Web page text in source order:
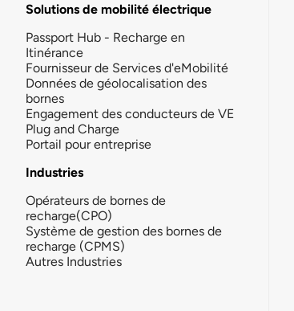
Solutions de mobilité électrique
Passport Hub - Recharge en
Itinérance
Fournisseur de Services d'eMobilité
Données de géolocalisation des
bornes
Engagement des conducteurs de VE
Plug and Charge
Portail pour entreprise
Industries
Opérateurs de bornes de
recharge(CPO)
Système de gestion des bornes de
recharge (CPMS)
Autres Industries